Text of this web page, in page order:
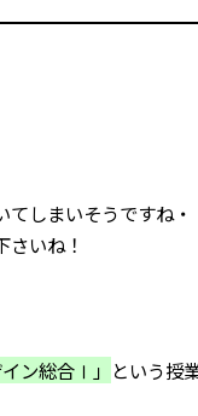
しまいそうですね・
いね！
ン総合Ⅰ」 という授